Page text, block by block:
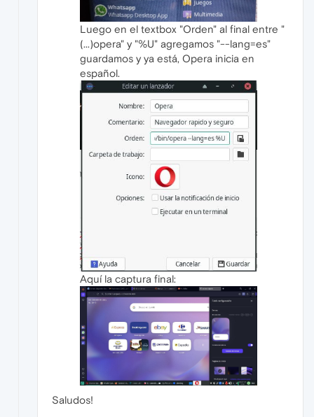
Luego en el textbox "Orden" al final entre "
(...)opera" y "%U" agregamos "--lang=es"
guardamos y ya está, Opera inicia en
español.
Aquí la captura final:
Saludos!